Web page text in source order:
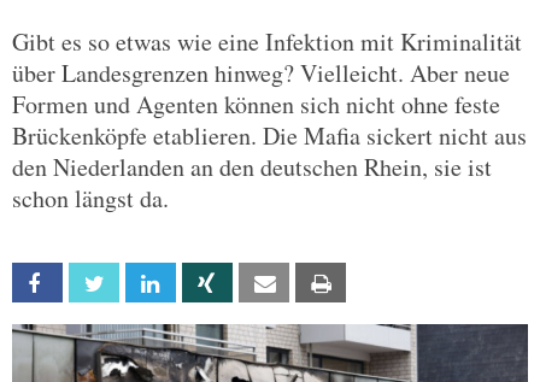
Gibt es so etwas wie eine Infektion mit Kriminalität
über Landesgrenzen hinweg? Vielleicht. Aber neue
Formen und Agenten können sich nicht ohne feste
Brückenköpfe etablieren. Die Mafia sickert nicht aus
den Niederlanden an den deutschen Rhein, sie ist
schon längst da.
Facebook Twitter Linkedin Xing Email